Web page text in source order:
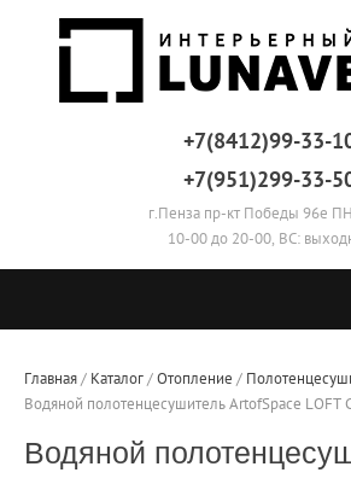
+7(8412)99-33-
+7(951)299-33-
г.Пенза пр-кт Победы 96е
10-00 до 20-00, ВС:
Главная / Каталог / Отопление /
Водяной полотенцесушитель ArtofSpace LOFT
Водяной